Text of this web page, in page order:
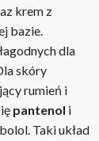
krem z
bazie.
dla
skóry
rumień i
pantenol i
Taki układ